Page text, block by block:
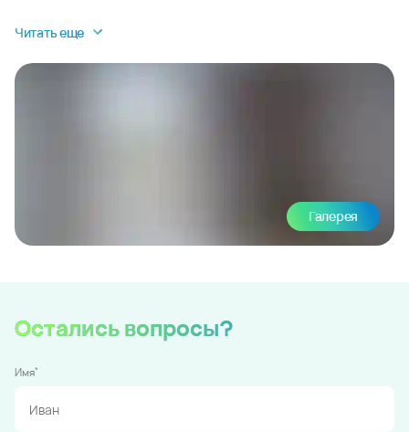
Читать еще
Галерея
Остались вопросы?
Имя*